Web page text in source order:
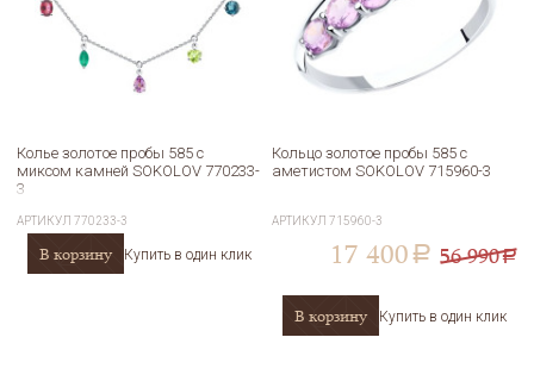
Колье золотое пробы 585 с
миксом камней SOKOLOV 770233-
3
АРТИКУЛ770233-3
В корзину Купить в один клик
Кольцо золотое пробы 585 с
аметистом SOKOLOV 715960-3
АРТИКУЛ715960-3
17 400 a 56 990a
В корзину Купить в один клик